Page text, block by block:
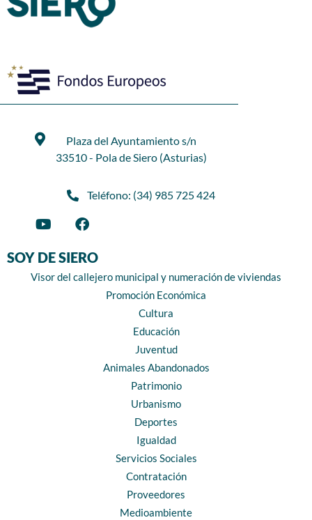
Plaza del Ayuntamiento s/n
33510 - Pola de Siero (Asturias)
Teléfono: (34) 985 725 424
SOY DE SIERO
Visor del callejero municipal y numeración de viviendas
Promoción Económica
Cultura
Educación
Juventud
Animales Abandonados
Patrimonio
Urbanismo
Deportes
Igualdad
Servicios Sociales
Contratación
Proveedores
Medioambiente